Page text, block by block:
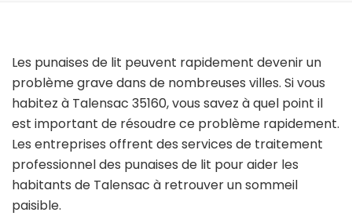
Les punaises de lit peuvent rapidement devenir un
problème grave dans de nombreuses villes. Si vous
habitez à Talensac 35160, vous savez à quel point il
est important de résoudre ce problème rapidement.
Les entreprises offrent des services de traitement
professionnel des punaises de lit pour aider les
habitants de Talensac à retrouver un sommeil
paisible.